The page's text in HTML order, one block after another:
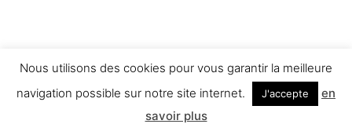
Nous utilisons des cookies pour vous garantir la meilleure
navigation possible sur notre site internet.
J'accepte
en
savoir plus